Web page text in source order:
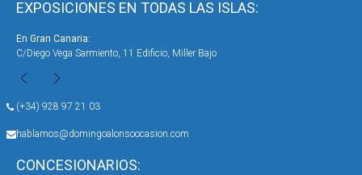
EXPOSICIONES EN TODAS LAS ISLAS:
En Gran Canaria:
C/Diego Vega Sarmiento, 11 Edificio, Miller Bajo
(+34) 928 97 21 03
hablamos@domingoalonsoocasion.com
CONCESIONARIOS: